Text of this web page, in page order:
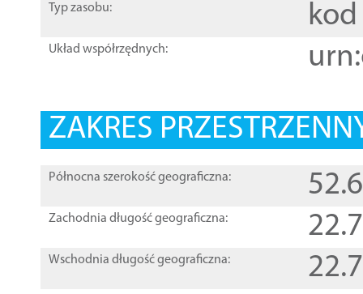
Typ zasobu: kod
Układ współrzędnych:
ZAKRES
Północna szerokość geograficzna:
Zachodnia długość geograficzna:
Wschodnia długość geograficzna: